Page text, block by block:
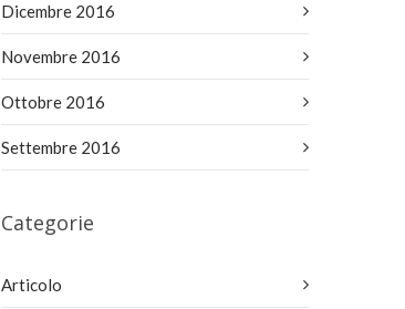
Dicembre 2016
Novembre 2016
Ottobre 2016
Settembre 2016
Categorie
Articolo